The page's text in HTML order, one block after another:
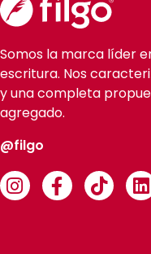
Somos la marca líder
escritura. Nos
y una completa
agregado.
@filgo